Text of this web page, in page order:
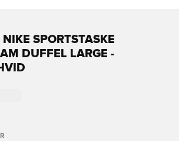
SPORTSTASKE
DUFFEL LARGE -